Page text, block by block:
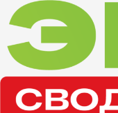
Перейти
содержимому